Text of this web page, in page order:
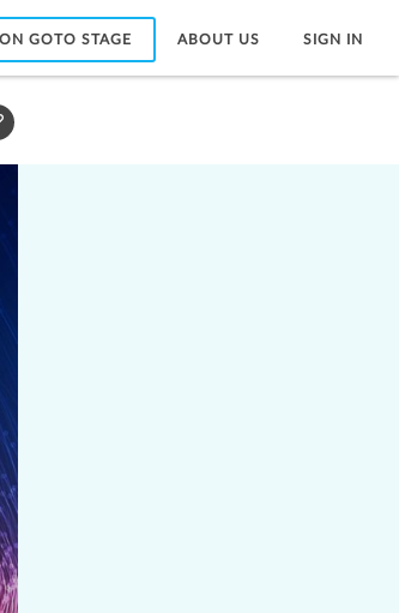
GOTO STAGE ABOUT US SIGN IN